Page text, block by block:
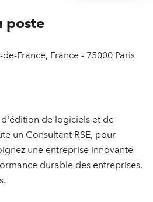
poste
France, France - 75000 Paris
de logiciels et de
un Consultant RSE, pour
une entreprise innovante
durable des entreprises.